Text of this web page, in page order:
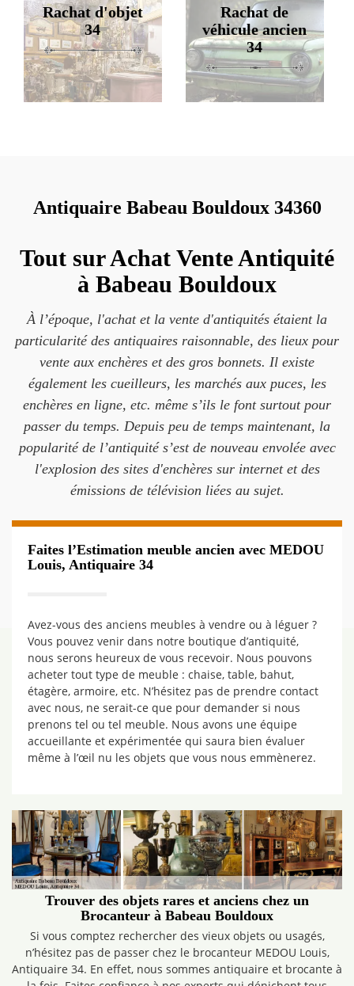
Rachat d'objet
34
Rachat de
véhicule ancien
34
Antiquaire Babeau Bouldoux 34360
Tout sur Achat Vente Antiquité
à Babeau Bouldoux
À l’époque, l'achat et la vente d'antiquités étaient la
particularité des antiquaires raisonnable, des lieux pour
vente aux enchères et des gros bonnets. Il existe
également les cueilleurs, les marchés aux puces, les
enchères en ligne, etc. même s’ils le font surtout pour
passer du temps. Depuis peu de temps maintenant, la
popularité de l’antiquité s’est de nouveau envolée avec
l'explosion des sites d'enchères sur internet et des
émissions de télévision liées au sujet.
Faites l’Estimation meuble ancien avec MEDOU
Louis, Antiquaire 34
Avez-vous des anciens meubles à vendre ou à léguer ?
Vous pouvez venir dans notre boutique d’antiquité,
nous serons heureux de vous recevoir. Nous pouvons
acheter tout type de meuble : chaise, table, bahut,
étagère, armoire, etc. N’hésitez pas de prendre contact
avec nous, ne serait-ce que pour demander si nous
prenons tel ou tel meuble. Nous avons une équipe
accueillante et expérimentée qui saura bien évaluer
même à l’œil nu les objets que vous nous emmènerez.
Trouver des objets rares et anciens chez un
Brocanteur à Babeau Bouldoux
Si vous comptez rechercher des vieux objets ou usagés,
n’hésitez pas de passer chez le brocanteur MEDOU Louis,
Antiquaire 34. En effet, nous sommes antiquaire et brocante à